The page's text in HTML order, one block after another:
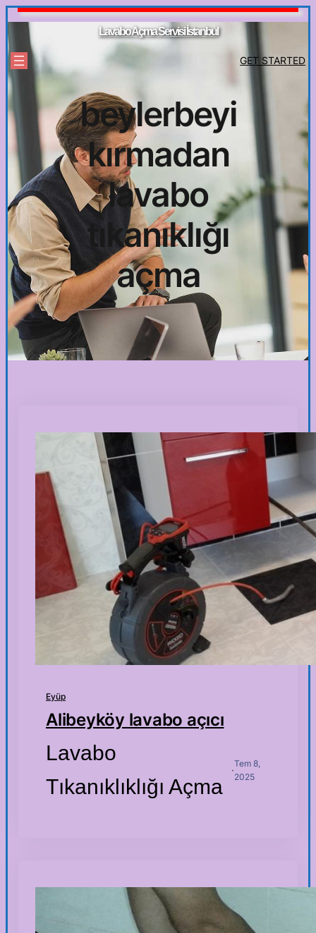
İçeriğe
Lavabo Açma Servisi İstanbul
GET STARTED
beylerbeyi
kırmadan
lavabo
tıkanıklığı
açma
Eyüp
Alibeyköy lavabo açıcı
Lavabo
Tıkanıklıklığı Açma
·
Tem 8,
2025